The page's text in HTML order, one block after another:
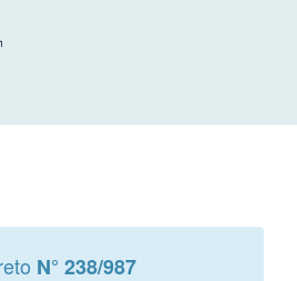
N° 238/987